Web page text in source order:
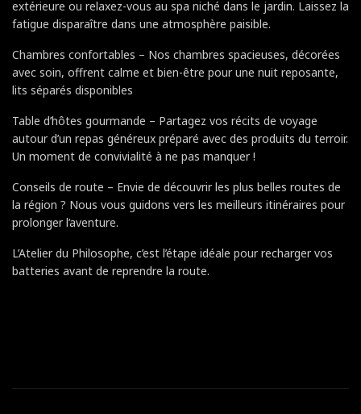
extérieure ou relaxez-vous au spa niché dans le jardin. Laissez la
fatigue disparaître dans une atmosphère paisible.
Chambres confortables – Nos chambres spacieuses, décorées
avec soin, offrent calme et bien-être pour une nuit reposante,
lits séparés disponibles
Table d’hôtes gourmande – Partagez vos récits de voyage
autour d’un repas généreux préparé avec des produits du terroir.
Un moment de convivialité à ne pas manquer !
Conseils de route – Envie de découvrir les plus belles routes de
la région ? Nous vous guidons vers les meilleurs itinéraires pour
prolonger l’aventure.
L’Atelier du Philosophe, c’est l’étape idéale pour recharger vos
batteries avant de reprendre la route.